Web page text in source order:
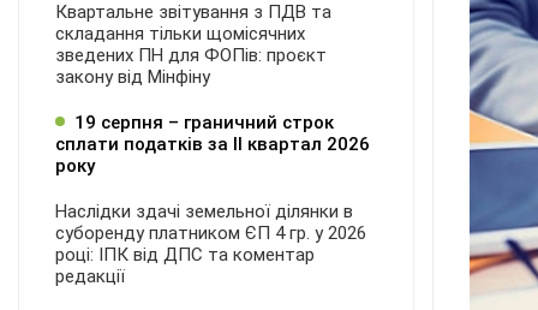
Квартальне звітування з ПДВ та
складання тільки щомісячних
зведених ПН для ФОПів: проєкт
закону від Мінфіну
19 серпня – граничний строк
сплати податків за ІI квартал 2026
року
Наслідки здачі земельної ділянки в
суборенду платником ЄП 4 гр. у 2026
році: ІПК від ДПС та коментар
редакції